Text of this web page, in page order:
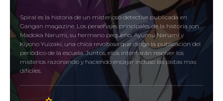
Spiral es la historia de un misterioso detective publicada en
Gangan magazine. Los personajes principales de la historia son
Madoka Narumi, su hermano pequeño, Ayumu Narumi y
Kiyono Yuizaki, una chica revoltosa que dirige la publicación del
periódico de la escuela. Juntos, ellos intentarán resolver los
misterios razonando y haciendo encajar incluso las pistas mas
dífíciles.